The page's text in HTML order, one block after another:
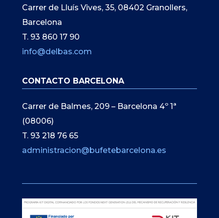
Carrer de Lluís Vives, 35, 08402 Granollers,
Barcelona
T. 93 860 17 90
info@delbas.com
CONTACTO BARCELONA
Carrer de Balmes, 209 – Barcelona 4º 1ª
(08006)
T. 93 218 76 65
administracion@bufetebarcelona.es